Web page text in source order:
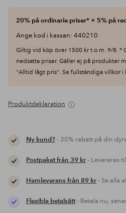
20% på ordinarie priser* + 5% på
Ange kod i kassan: 440210
Giltig vid köp över 1500 kr t.o.m. 9/8. *
nedsatta priser. Gäller ej på produkter
"Alltid lågt pris". Se fullständiga villkor i
Produktdeklaration
Ny kund?- 30% rabatt på din
Postpaket från 39 kr- Levereras
Hemleverans från 89 kr- Se alla
Flexibla betalsätt- Betala nu,